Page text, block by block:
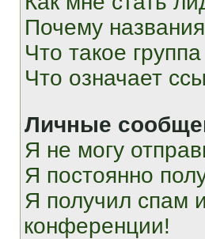
Почему
Что такое
Что означает
Личные
Я не могу
Я постоянно
Я получил спам
конференции!